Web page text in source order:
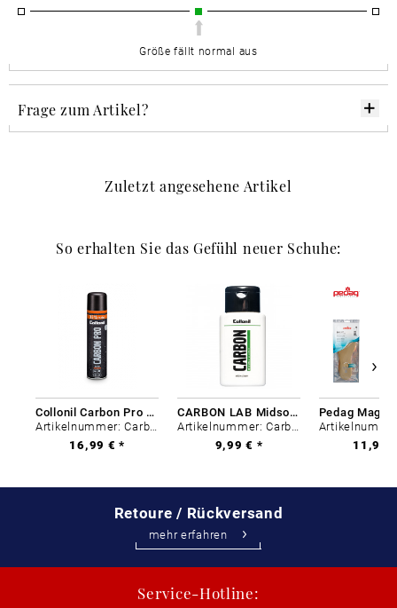
Größe fällt normal aus
Frage zum Artikel?
Zuletzt angesehene Artikel
So erhalten Sie das Gefühl neuer Schuhe:
Collonil Carbon Pro 400 ml
Artikelnummer: Carbon-0
16,99 € *
CARBON LAB Midsole Cleaner
Artikelnummer: Carbon-0
9,99 € *
11,99
Retoure / Rückversand
mehr erfahren
Service-Hotline: